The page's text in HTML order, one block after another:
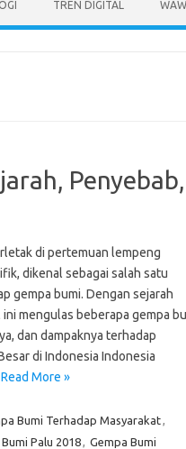
TREN DIGITAL
Penyebab,
di pertemuan lempeng
dikenal sebagai salah satu
gempa bumi. Dengan sejarah
mengulas beberapa gempa
dan dampaknya terhadap
di Indonesia Indonesia
Read More »
Bumi Terhadap Masyarakat,
Palu 2018, Gempa Bumi